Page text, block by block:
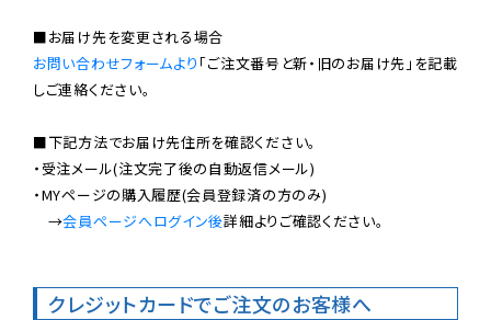
お問い合わせフォームより 「ご注文番号と新・旧のお届け先」を記載
しご連絡ください。
■下記方法でお届け先住所を確認ください。
・受注メール(注文完了後の自動返信メール)
・MYページの購入履歴(会員登録済の方のみ)
→会員ページへログイン後詳細よりご確認ください。
クレジットカードでご注文のお客様へ